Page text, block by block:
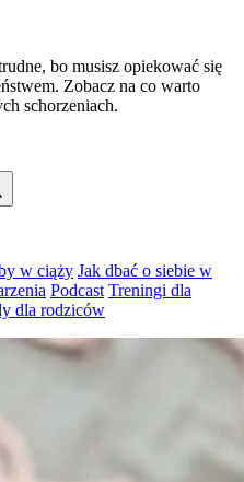
bo musisz opiekować się
Zobacz na co warto
schorzeniach.
w ciąży Jak dbać o siebie w
Podcast Treningi dla
dla rodziców